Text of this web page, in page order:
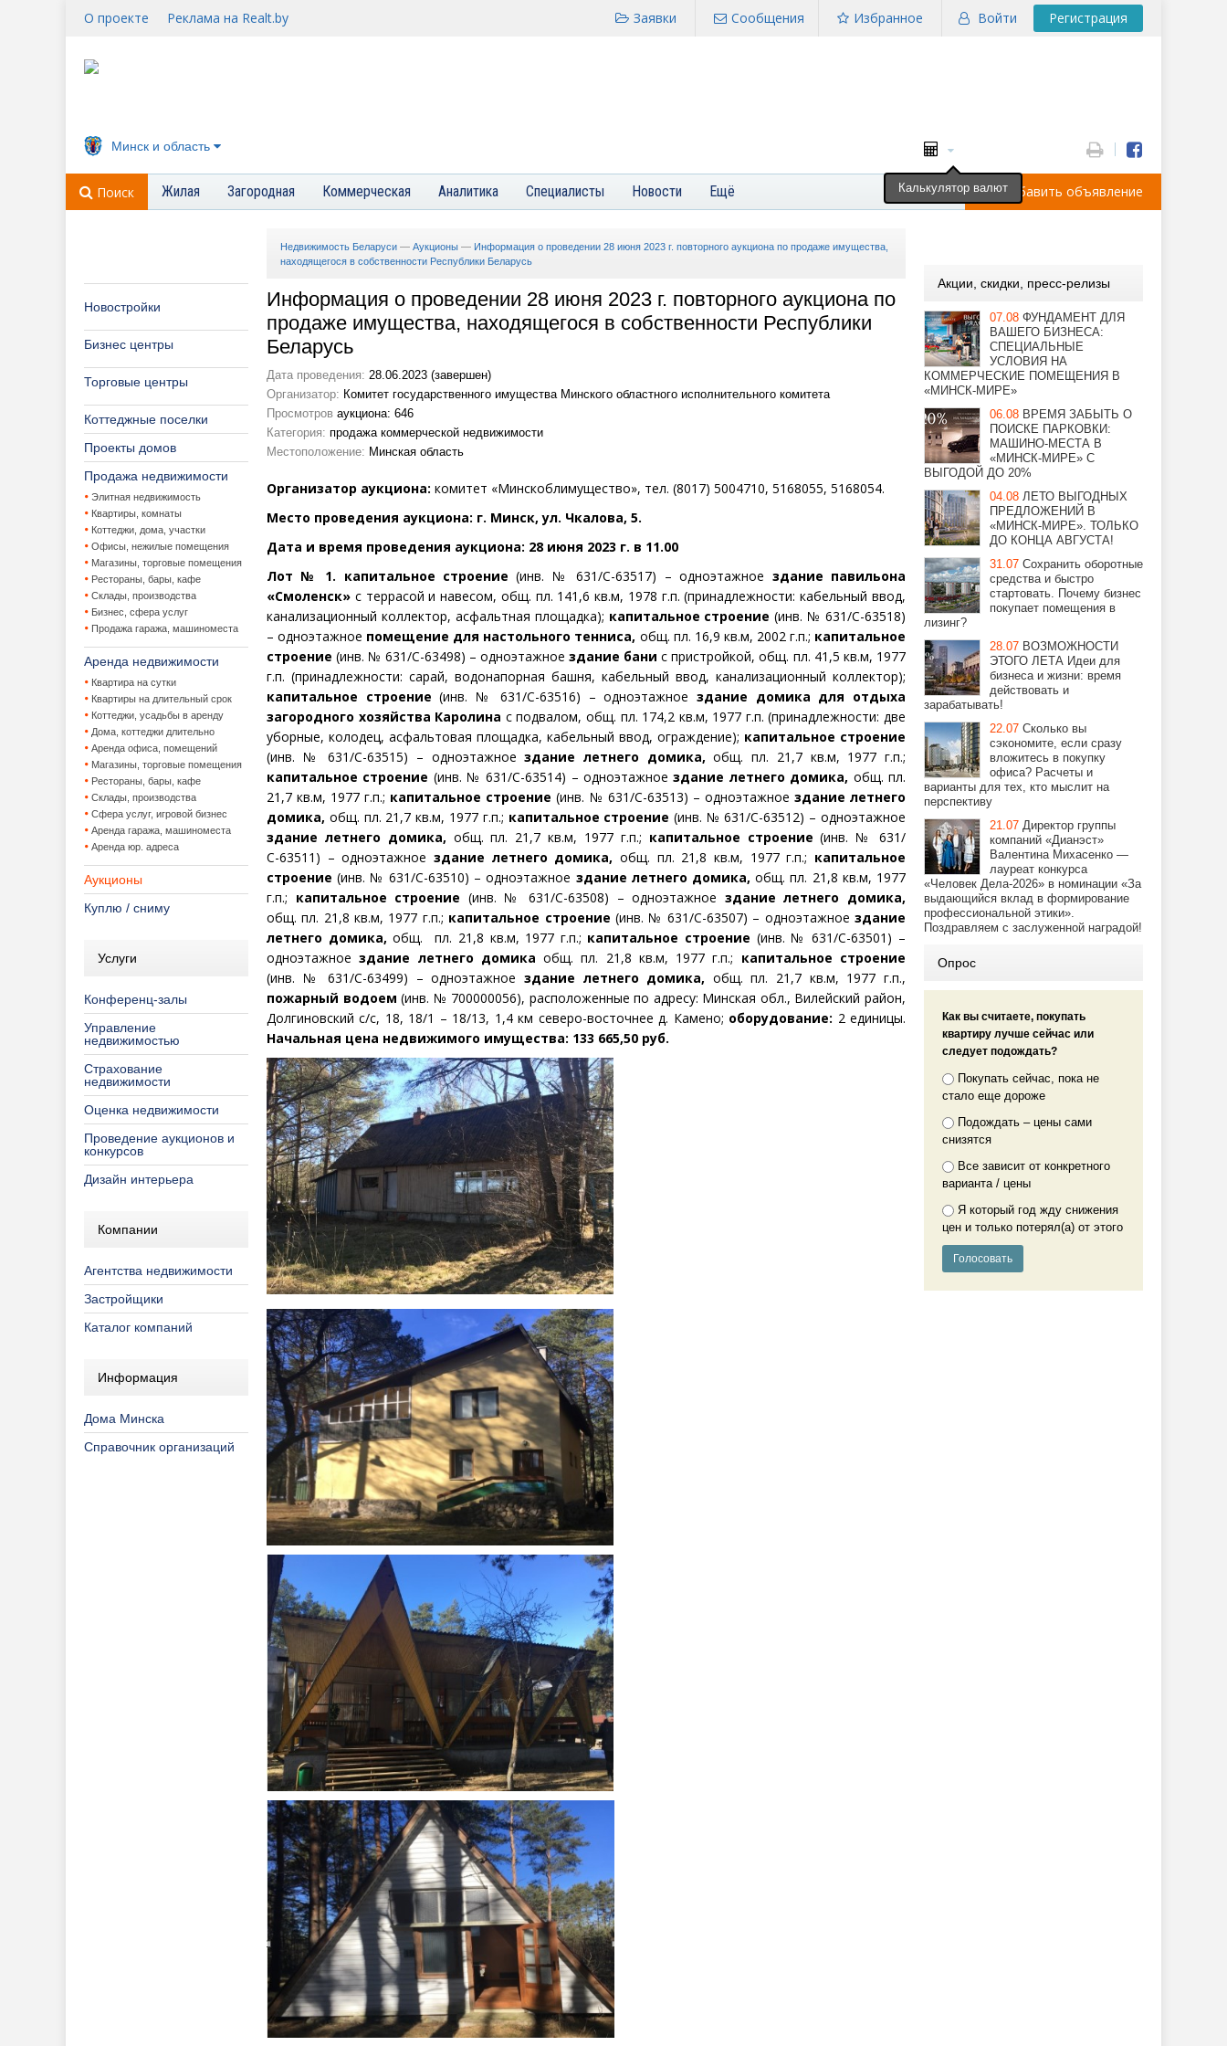
О проекте Реклама на Realt.by Войти Регистрация
Избранное
Сообщения
Заявки
Минск и область
Поиск Жилая Загородная Коммерческая Аналитика Специалисты Новости Ещё Добавить объявление
Новостройки
Бизнес центры
Торговые центры
Коттеджные поселки
Проекты домов
Продажа недвижимости
Элитная недвижимость
Квартиры, комнаты
Коттеджи, дома, участки
Офисы, нежилые помещения
Магазины, торговые помещения
Рестораны, бары, кафе
Склады, производства
Бизнес, сфера услуг
Продажа гаража, машиноместа
Аренда недвижимости
Квартира на сутки
Квартиры на длительный срок
Коттеджи, усадьбы в аренду
Дома, коттеджи длительно
Аренда офиса, помещений
Магазины, торговые помещения
Рестораны, бары, кафе
Склады, производства
Сфера услуг, игровой бизнес
Аренда гаража, машиноместа
Аренда юр. адреса
Аукционы
Куплю / сниму
Услуги
Конференц-залы
Управление
недвижимостью
Страхование
недвижимости
Оценка недвижимости
Проведение аукционов и
конкурсов
Дизайн интерьера
Компании
Агентства недвижимости
Застройщики
Каталог компаний
Информация
Дома Минска
Справочник организаций
Недвижимость Беларуси — Аукционы — Информация о проведении 28 июня 2023 г. повторного аукциона по продаже имущества,
находящегося в собственности Республики Беларусь
Информация о проведении 28 июня 2023 г. повторного аукциона по
продаже имущества, находящегося в собственности Республики
Беларусь
Дата проведения: 28.06.2023 (завершен)
Организатор: Комитет государственного имущества Минского областного исполнительного комитета
Просмотров аукциона: 646
Категория: продажа коммерческой недвижимости
Местоположение: Минская область
Организатор аукциона: комитет «Минскоблимущество», тел. (8017) 5004710, 5168055, 5168054.
Место проведения аукциона: г. Минск, ул. Чкалова, 5.
Дата и время проведения аукциона: 28 июня 2023 г. в 11.00
Лот № 1. капитальное строение (инв. № 631/С-63517) – одноэтажное здание павильона
«Смоленск» с террасой и навесом, общ. пл. 141,6 кв.м, 1978 г.п. (принадлежности: кабельный ввод,
канализационный коллектор, асфальтная площадка); капитальное строение (инв. № 631/С-63518)
– одноэтажное помещение для настольного тенниса, общ. пл. 16,9 кв.м, 2002 г.п.; капитальное
строение (инв. № 631/С-63498) – одноэтажное здание банис пристройкой, общ. пл. 41,5 кв.м, 1977
г.п. (принадлежности: сарай, водонапорная башня, кабельный ввод, канализационный коллектор);
капитальное строение (инв. № 631/С-63516) – одноэтажноездание домика для отдыха
загородного хозяйства Каролина с подвалом, общ. пл. 174,2 кв.м, 1977 г.п. (принадлежности: две
уборные, колодец, асфальтовая площадка, кабельный ввод, ограждение); капитальное строение
(инв. № 631/С-63515) – одноэтажноездание летнего домика, общ. пл. 21,7 кв.м, 1977 г.п.;
капитальное строение (инв. № 631/С-63514) – одноэтажноездание летнего домика, общ. пл.
21,7 кв.м, 1977 г.п.; капитальное строение (инв. № 631/С-63513) – одноэтажное здание летнего
домика, общ. пл. 21,7 кв.м, 1977 г.п.; капитальное строение (инв. № 631/С-63512) – одноэтажное
здание летнего домика, общ. пл. 21,7 кв.м, 1977 г.п.; капитальное строение (инв. № 631/
С-63511) – одноэтажное здание летнего домика, общ. пл. 21,8 кв.м, 1977 г.п.; капитальное
строение (инв. № 631/С-63510) – одноэтажное здание летнего домика, общ. пл. 21,8 кв.м, 1977
г.п.; капитальное строение (инв. № 631/С-63508) – одноэтажное здание летнего домика,
общ. пл. 21,8 кв.м, 1977 г.п.; капитальное строение (инв. № 631/С-63507) – одноэтажноездание
летнего домика, общ. пл. 21,8 кв.м, 1977 г.п.; капитальное строение (инв. № 631/С-63501) –
одноэтажноездание летнего домика общ. пл. 21,8 кв.м, 1977 г.п.; капитальное строение
(инв. № 631/С-63499) – одноэтажное здание летнего домика, общ. пл. 21,7 кв.м, 1977 г.п.,
пожарный водоем (инв. № 700000056), расположенные по адресу: Минская обл., Вилейский район,
Долгиновский с/с, 18, 18/1 – 18/13, 1,4 км северо-восточнее д. Камено; оборудование: 2 единицы.
Начальная цена недвижимого имущества: 133 665,50 руб.
Акции, скидки, пресс-релизы
07.08 ФУНДАМЕНТ ДЛЯ
ВАШЕГО БИЗНЕСА:
СПЕЦИАЛЬНЫЕ
УСЛОВИЯ НА
КОММЕРЧЕСКИЕ ПОМЕЩЕНИЯ В
«МИНСК-МИРЕ»
06.08 ВРЕМЯ ЗАБЫТЬ О
ПОИСКЕ ПАРКОВКИ:
МАШИНО-МЕСТА В
«МИНСК-МИРЕ» С
ВЫГОДОЙ ДО 20%
04.08 ЛЕТО ВЫГОДНЫХ
ПРЕДЛОЖЕНИЙ В
«МИНСК-МИРЕ». ТОЛЬКО
ДО КОНЦА АВГУСТА!
31.07 Сохранить оборотные
средства и быстро
стартовать. Почему бизнес
покупает помещения в
лизинг?
28.07 ВОЗМОЖНОСТИ
ЭТОГО ЛЕТА Идеи для
бизнеса и жизни: время
действовать и
зарабатывать!
22.07 Сколько вы
сэкономите, если сразу
вложитесь в покупку
офиса? Расчеты и
варианты для тех, кто мыслит на
перспективу
21.07 Директор группы
компаний «Дианэст»
Валентина Михасенко —
лауреат конкурса
«Человек Дела-2026» в номинации «За
выдающийся вклад в формирование
профессиональной этики».
Поздравляем с заслуженной наградой!
Опрос
Как вы считаете, покупать
квартиру лучше сейчас или
следует подождать?
Покупать сейчас, пока не
стало еще дороже
Подождать – цены сами
снизятся
Все зависит от конкретного
варианта / цены
Я который год жду снижения
цен и только потерял(а) от этого
Калькулятор валют